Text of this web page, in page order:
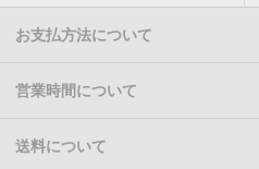
お支払方法について
営業時間について
送料について